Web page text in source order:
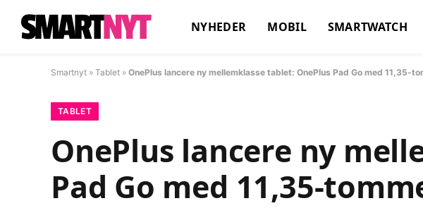
NYHEDER MOBIL SMARTWATCH
Smartnyt » Tablet » OnePlus lancere ny mellemklasse tablet: OnePlus Pad Go med 11,35-
TABLET
OnePlus lancere ny
Pad Go med 11,35-